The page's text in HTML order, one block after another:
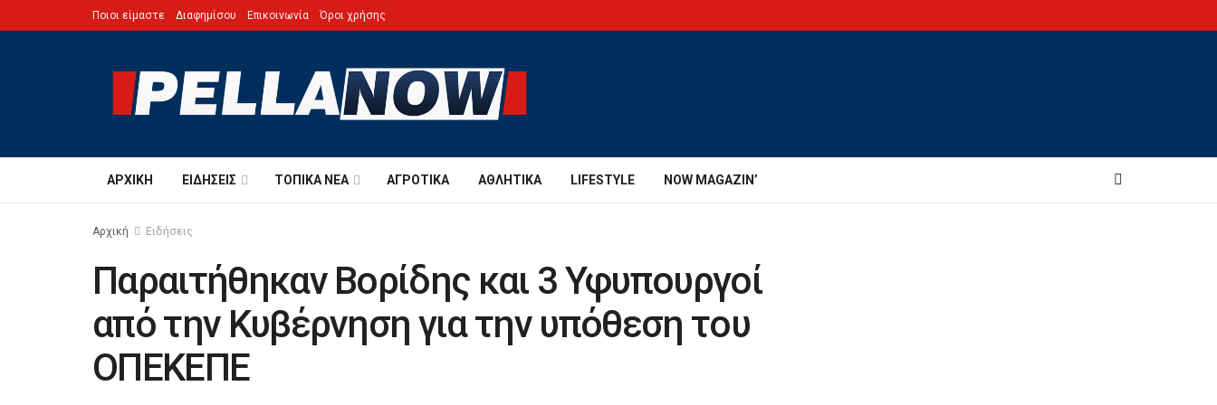
Ποιοι είμαστε Διαφημίσου Επικοινωνία Όροι χρήσης
ΑΡΧΙΚΉ ΕΙΔΉΣΕΙΣ ΤΟΠΙΚΆ ΝΈΑ ΑΓΡΟΤΙΚΆ ΑΘΛΗΤΙΚΆ LIFESTYLE NOW MAGAZIN’
Αρχική Ειδήσεις
Παραιτήθηκαν Βορίδης και 3 Υφυπουργοί
από την Κυβέρνηση για την υπόθεση του
ΟΠΕΚΕΠΕ